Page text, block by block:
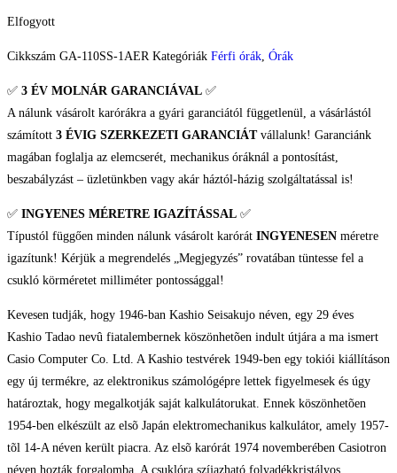
Elfogyott
Cikkszám GA-110SS-1AER Kategóriák Férfi órák Órák
✅ 3 ÉV MOLNÁR GARANCIÁVAL ✅
A nálunk vásárolt karórákra a gyári garanciától függetlenül, a vásárlástól
számított 3 ÉVIG SZERKEZETI GARANCIÁTvállalunk! Garanciánk
magában foglalja az elemcserét, mechanikus óráknál a pontosítást,
beszabályzást – üzletünkben vagy akár háztól-házig szolgáltatással is!
✅ INGYENES MÉRETRE IGAZÍTÁSSAL ✅
Típustól függően minden nálunk vásárolt karórát INGYENESEN méretre
igazítunk! Kérjük a megrendelés „Megjegyzés” rovatában tüntesse fel a
csukló körméretet milliméter pontossággal!
Kevesen tudják, hogy 1946-ban Kashio Seisakujo néven, egy 29 éves
Kashio Tadao nevû fiatalembernek köszönhetõen indult útjára a ma ismert
Casio Computer Co. Ltd. A Kashio testvérek 1949-ben egy tokiói kiállításon
egy új termékre, az elektronikus számológépre lettek figyelmesek és úgy
határoztak, hogy megalkotják saját kalkulátorukat. Ennek köszönhetõen
1954-ben elkészült az elsõ Japán elektromechanikus kalkulátor, amely 1957-
tõl 14-A néven került piacra. Az elsõ karórát 1974 novemberében Casiotron
néven hozták forgalomba. A csuklóra szíjazható folyadékkristályos